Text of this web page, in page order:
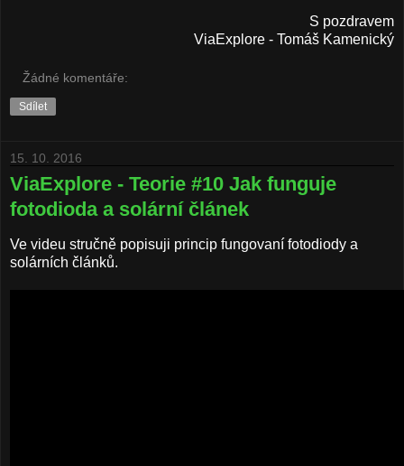
S pozdravem
ViaExplore - Tomáš Kamenický
Žádné komentáře:
Sdílet
15. 10. 2016
ViaExplore - Teorie #10 Jak funguje
fotodioda a solární článek
Ve videu stručně popisuji princip fungovaní fotodiody a
solárních článků.